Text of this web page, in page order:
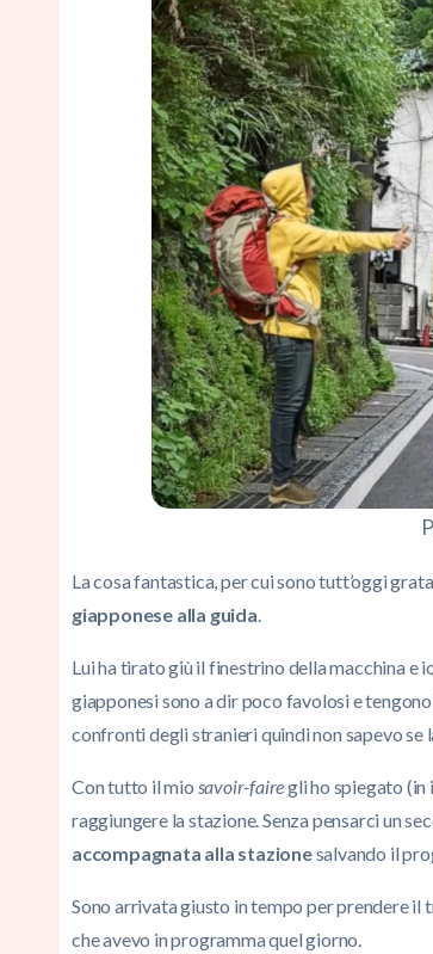
La cosa fantastica, per cui sono tutt’oggi
giapponese alla guida.
Lui ha tirato giù il finestrino della macchina e
giapponesi sono a dir poco favolosi e
confronti degli stranieri quindi non sapevo
Con tutto il mio savoir-fairegli ho spiegato (in
raggiungere la stazione. Senza pensarci un
accompagnata alla stazionesalvando il
Sono arrivata giusto in tempo per prendere il
che avevo in programma quel giorno.